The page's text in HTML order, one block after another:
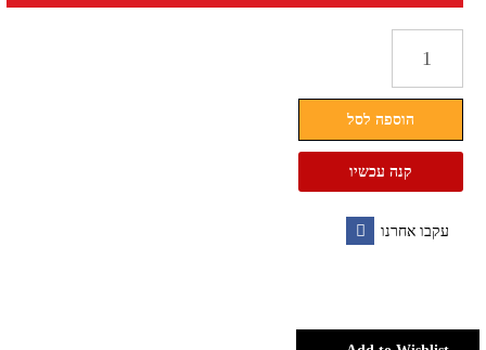
נעלי
אייר
נשים
הוספה לסל
קנה עכשיו
עקבו אחרנו